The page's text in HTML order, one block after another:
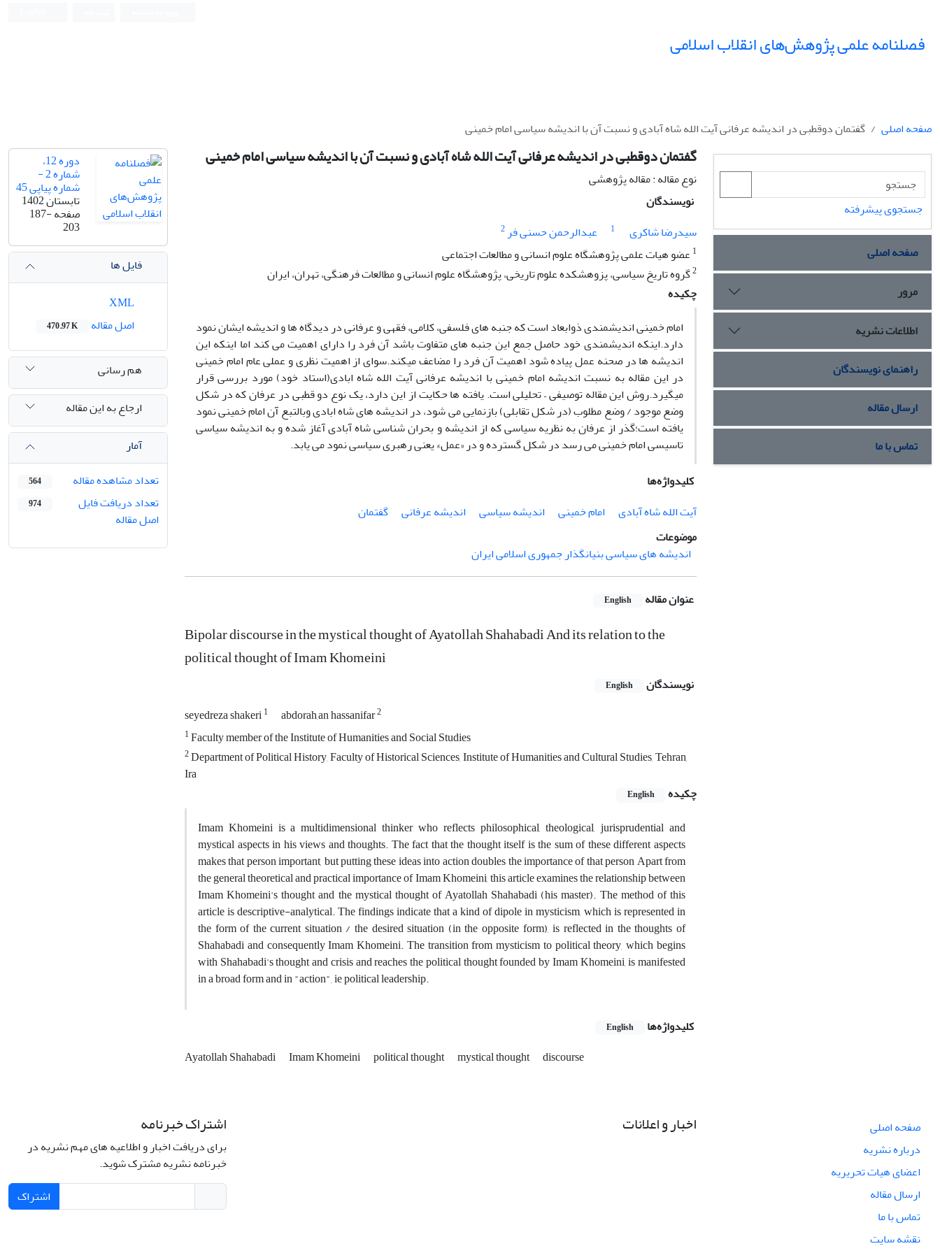
فصلنامه علمی پژوهش‌های انقلاب اسلامی
صفحه اصلی گفتمان دوقطبی در اندیشه عرفانی آیت الله شاه آبادی و نسبت آن با اندیشه سیاسی امام خمینی
گفتمان دوقطبی در اندیشه عرفانی آیت الله شاه آبادی و نسبت آن با اندیشه سیاسی امام خمینی
نوع مقاله : مقاله پژوهشی
نویسندگان
سیدرضا شاکری
1 عبدالرحمن حسنی فر2
1 عضو هیات علمی پژوهشگاه علوم انسانی و مطالعات اجتماعی
2گروه تاریخ سیاسی، پزوهشکده علوم تاریخی، پژوهشگاه علوم انسانی و مطالعات فرهنگی، تهران، ایران
چکیده
امام خمینی اندیشمندی ذوابعاد است که جنبه های فلسفی، کلامی، فقهی و عرفانی در دیدگاه ها و اندیشه ایشان نمود
دارد.اینکه اندیشمندی خود حاصل جمع این جنبه های متفاوت باشد آن فرد را دارای اهمیت می کند اما اینکه این
اندیشه ها در صحنه عمل پیاده شود اهمیت آن فرد را مضاعف میکند.سوای از اهمیت نظری و عملی عام امام خمینی
در این مقاله به نسبت اندیشه امام خمینی با اندیشه عرفانی آیت الله شاه ابادی(استاد خود) مورد بررسی قرار
میگیرد.روش این مقاله توصیفی – تحلیلی است. یافته ها حکایت از این دارد، یک نوع دو قطبی در عرفان که در شکل
وضع موجود / وضع مطلوب (در شکل تقابلی) بازنمایی می شود، در اندیشه های شاه ابادی وبالتبع آن امام خمینی نمود
یافته است؛گذر از عرفان به نظریه سیاسی که از اندیشه و بحران شناسی شاه آبادی آغاز شده و به اندیشه سیاسی
تاسیسی امام خمینی می رسد در شکل گسترده و در «عمل» یعنی رهبری سیاسی نمود می یابد.
کلیدواژه‌ها
آیت الله شاه آبادی
امام خمینی اندیشه سیاسی اندیشه عرفانی
گفتمان
موضوعات
اندیشه های سیاسی بنیانگذار جمهوری اسلامی ایران
عنوان مقاله English
Bipolar discourse in the mystical thought of Ayatollah Shahabadi And its relation to the
political thought of Imam Khomeini
نویسندگان English
seyedreza shakeri1 abdorah,an hassanifar2
1Faculty member of the Institute of Humanities and Social Studies
2Department of Political History, Faculty of Historical Sciences, Institute of Humanities and Cultural Studies, Tehran,
Ira
چکیده
English
Imam Khomeini is a multidimensional thinker who reflects philosophical, theological, jurisprudential and
mystical aspects in his views and thoughts. The fact that the thought itself is the sum of these different aspects
makes that person important, but putting these ideas into action doubles the importance of that person Apart from
the general theoretical and practical importance of Imam Khomeini, this article examines the relationship between
Imam Khomeini's thought and the mystical thought of Ayatollah Shahabadi (his master). The method of this
article is descriptive-analytical. The findings indicate that a kind of dipole in mysticism, which is represented in
the form of the current situation / the desired situation (in the opposite form), is reflected in the thoughts of
Shahabadi and consequently Imam Khomeini. The transition from mysticism to political theory, which begins
with Shahabadi's thought and crisis and reaches the political thought founded by Imam Khomeini, is manifested
in a broad form and in "action", ie political leadership.
کلیدواژه‌ها English
Ayatollah Shahabadi Imam Khomeini political thought mystical thought discourse
دوره 12،
شماره 2 -
شماره پیاپی 45
تابستان 1402
صفحه187-
203
فایل ها
اصل مقاله
470.97 K
هم رسانی
ارجاع به این مقاله
آمار
تعداد مشاهده مقاله
564
تعداد دریافت فایل
اصل مقاله
974
جستجوی پیشرفته
صفحه اصلی
مرور
اطلاعات نشریه
راهنمای نویسندگان
ارسال مقاله
تماس با ما
صفحه اصلی
درباره نشریه
اعضای هیات تحریریه
ارسال مقاله
تماس با ما
نقشه سایت
اخبار و اعلانات اشتراک خبرنامه
برای دریافت اخبار و اطلاعیه های مهم نشریه در
خبرنامه نشریه مشترک شوید.
اشتراک